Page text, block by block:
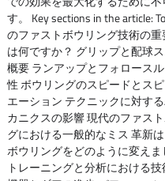
す。 Key sections in the article:
のファストボウリング技術の
は何ですか？ グリップと配球
概要 ランアップとフォロース
性 ボウリングのスピードとス
エーション テクニックに対す
カニクスの影響 現代のファス
グにおける一般的なミス 革新
ボウリングをどのように変えま
トレーニングと分析における